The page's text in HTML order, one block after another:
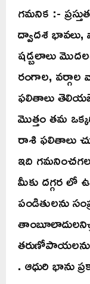
గమనిక :-
ద్వాదశ భావలు,
షడ్బలాలు
రంగాల, వర్గాల
ఫలితాలు
మొత్తం తమ
రాశి ఫలితాలు
ఇది
మీకు దగ్గర లో
పండితులను
. ఆధురి భాను